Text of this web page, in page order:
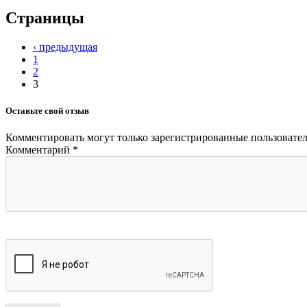
Страницы
‹ предыдущая
1
2
3
Оставьте свой отзыв
Комментировать могут только зарегистрированные
Комментарий *